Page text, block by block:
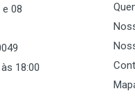
1000
NVIDIA
08
18:00